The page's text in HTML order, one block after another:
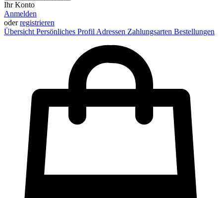
Ihr Konto
Anmelden
oderregistrieren
Übersicht Persönliches Profil Adressen Zahlungsarten Bestellungen